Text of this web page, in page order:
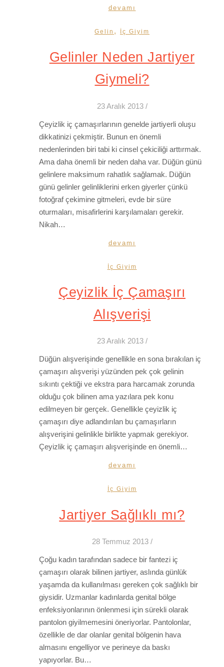
devamı
Gelin , İç Giyim
Gelinler Neden Jartiyer
Giymeli?
23 Aralık 2013 /
Çeyizlik iç çamaşırlarının genelde jartiyerli oluşu
dikkatinizi çekmiştir. Bunun en önemli
nedenlerinden biri tabi ki cinsel çekiciliği arttırmak.
Ama daha önemli bir neden daha var. Düğün günü
gelinlere maksimum rahatlık sağlamak. Düğün
günü gelinler gelinliklerini erken giyerler çünkü
fotoğraf çekimine gitmeleri, evde bir süre
oturmaları, misafirlerini karşılamaları gerekir.
Nikah…
devamı
İç Giyim
Çeyizlik İç Çamaşırı
Alışverişi
23 Aralık 2013 /
Düğün alışverişinde genellikle en sona bırakılan iç
çamaşırı alışverişi yüzünden pek çok gelinin
sıkıntı çektiği ve ekstra para harcamak zorunda
olduğu çok bilinen ama yazılara pek konu
edilmeyen bir gerçek. Genellikle çeyizlik iç
çamaşırı diye adlandırılan bu çamaşırların
alışverişini gelinlikle birlikte yapmak gerekiyor.
Çeyizlik iç çamaşırı alışverişinde en önemli…
devamı
İç Giyim
Jartiyer Sağlıklı mı?
28 Temmuz 2013 /
Çoğu kadın tarafından sadece bir fantezi iç
çamaşırı olarak bilinen jartiyer, aslında günlük
yaşamda da kullanılması gereken çok sağlıklı bir
giysidir. Uzmanlar kadınlarda genital bölge
enfeksiyonlarının önlenmesi için sürekli olarak
pantolon giyilmemesini öneriyorlar. Pantolonlar,
özellikle de dar olanlar genital bölgenin hava
almasını engelliyor ve perineye da baskı
yapıyorlar. Bu…